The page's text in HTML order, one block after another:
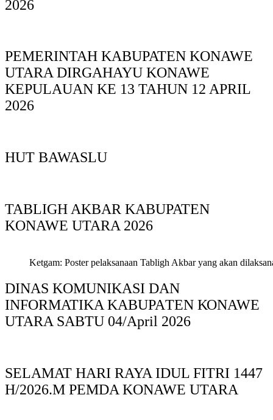
2026
PEMERINTAH KABUPATEN KONAWE
UTARA DIRGAHAYU KONAWE
KEPULAUAN KE 13 TAHUN 12 APRIL
2026
HUT BAWASLU
TABLIGH AKBAR KABUPATEN
KONAWE UTARA 2026
Ketgam: Poster pelaksanaan Tabligh Akbar yang akan
DINAS KOMUNIKASI DAN
INFORMATIKA KABUPAΤΕΝ ΚΟNAWE
UTARA SABTU 04/April 2026
SELAMAT HARI RAYA IDUL FITRI 1447
H/2026.M PEMDA KONAWE UTARA